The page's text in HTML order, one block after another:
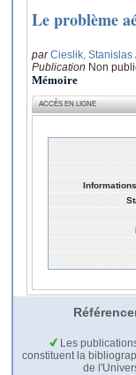
Le problème
parCieslik, Stanislas
Publication Non
Mémoire
ACCÈS EN LIGNE
Les
constituent la
de